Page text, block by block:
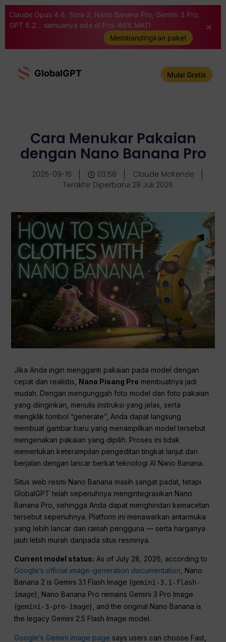
Claude Opus 4.6, Sora 2, Nano Banana Pro, Gemini 3 Pro,
GPT 5.2... semuanya ada di Pro. 46% MATI
Membandingkan paket
GlobalGPT Mulai Gratis
Cara Menukar Pakaian
dengan Nano Banana Pro
2025-09-15 03:58
Claude McKenzie
Terakhir Diperbarui 28 Juli 2026
Jika Anda ingin mengganti pakaian pada model dengan
cepat dan realistis, Nano Pisang Pro membuatnya jadi
mudah. Dengan mengunggah foto model dan foto pakaian
yang diinginkan, menulis instruksi yang jelas, serta
mengklik tombol “generate”, Anda dapat langsung
membuat gambar baru yang menampilkan model tersebut
mengenakan pakaian yang dipilih. Proses ini tidak
memerlukan keterampilan pengeditan tingkat lanjut dan
berjalan dengan lancar berkat teknologi AI Nano Banana.
Situs web resmi Nano Banana masih sangat padat, tetapi
GlobalGPT telah sepenuhnya mengintegrasikan Nano
Banana Pro, sehingga Anda dapat menghindari kemacetan
tersebut sepenuhnya. Platform ini menawarkan antarmuka
yang lebih lancar dan ramah pengguna — serta harganya
jauh lebih murah daripada situs resminya.
Current model status: As of July 28, 2026, according to
Google’s official image-generation documentation, Nano
Banana 2 is Gemini 3.1 Flash Image (gemini-3.1-flash-
image), Nano Banana Pro remains Gemini 3 Pro Image
(gemini-3-pro-image), and the original Nano Banana is
the legacy Gemini 2.5 Flash Image model.
Google’s Gemini image page says users can choose Fast,